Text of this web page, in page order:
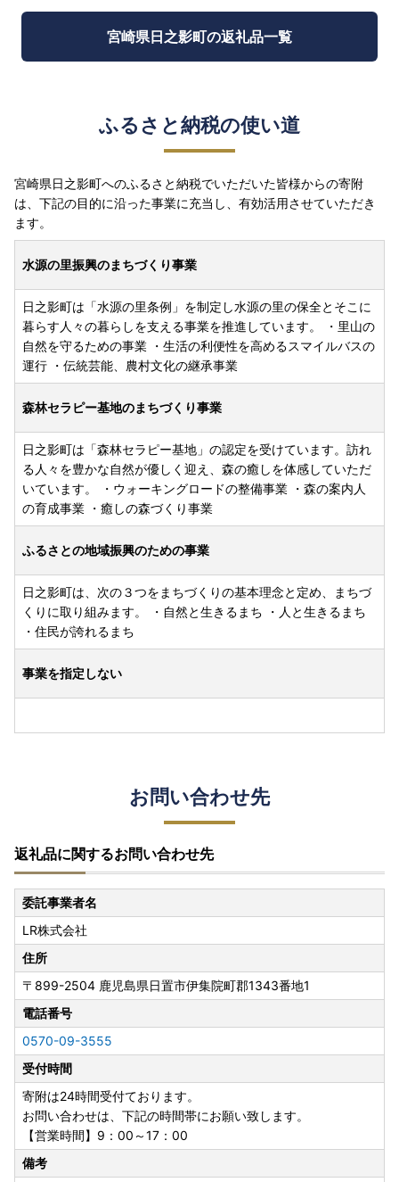
宮崎県日之影町の返礼品一覧
ふるさと納税の使い道
宮崎県日之影町へのふるさと納税でいただいた皆様からの寄附
は、下記の目的に沿った事業に充当し、有効活用させていただき
ます。
水源の里振興のまちづくり事業
日之影町は「水源の里条例」を制定し水源の里の保全とそこに
暮らす人々の暮らしを支える事業を推進しています。 ・里山の
自然を守るための事業 ・生活の利便性を高めるスマイルバスの
運行 ・伝統芸能、農村文化の継承事業
森林セラピー基地のまちづくり事業
日之影町は「森林セラピー基地」の認定を受けています。訪れ
る人々を豊かな自然が優しく迎え、森の癒しを体感していただ
いています。 ・ウォーキングロードの整備事業 ・森の案内人
の育成事業 ・癒しの森づくり事業
ふるさとの地域振興のための事業
日之影町は、次の３つをまちづくりの基本理念と定め、まちづ
くりに取り組みます。 ・自然と生きるまち ・人と生きるまち
・住民が誇れるまち
事業を指定しない
お問い合わせ先
返礼品に関するお問い合わせ先
委託事業者名
LR株式会社
住所
〒899-2504 鹿児島県日置市伊集院町郡1343番地1
電話番号
0570-09-3555
受付時間
寄附は24時間受付ております。
お問い合わせは、下記の時間帯にお願い致します。
【営業時間】9：00～17：00
備考